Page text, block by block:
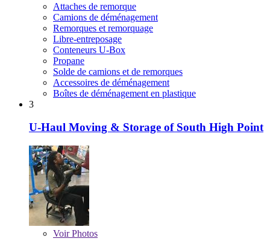
Attaches de remorque
Camions de déménagement
Remorques et remorquage
Libre-entreposage
Conteneurs U-Box
Propane
Solde de camions et de remorques
Accessoires de déménagement
Boîtes de déménagement en plastique
3
U-Haul Moving & Storage of South High Point
VoirPhotos